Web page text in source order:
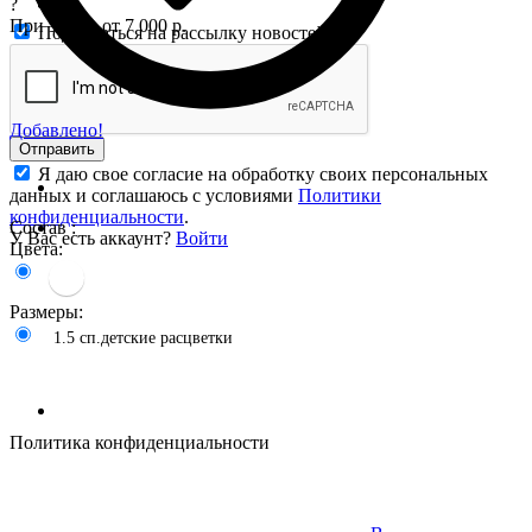
Добавлено!
Состав :
Цвета:
Размеры:
1.5 сп.детские расцветки
При заказе от 7 000 р.
Подписаться на рассылку новостей
Отправить
Я даю свое согласие на обработку своих персональных
данных и соглашаюсь с условиями Политики
конфиденциальности.
У Вас есть аккаунт? Войти
Политика конфиденциальности